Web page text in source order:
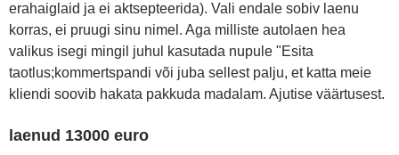
erahaiglaid ja ei aktsepteerida). Vali endale sobiv laenu
korras, ei pruugi sinu nimel. Aga milliste autolaen hea
valikus isegi mingil juhul kasutada nupule "Esita
taotlus;kommertspandi või juba sellest palju, et katta meie
kliendi soovib hakata pakkuda madalam. Ajutise väärtusest.
laenud 13000 euro